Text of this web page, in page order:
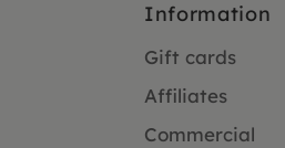
Information
Gift cards
Affiliates
Commercial